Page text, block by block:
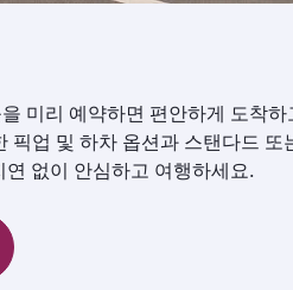
미리 예약하면 편안하게 도착하
픽업 및 하차 옵션과 스탠다드 또
없이 안심하고 여행하세요.